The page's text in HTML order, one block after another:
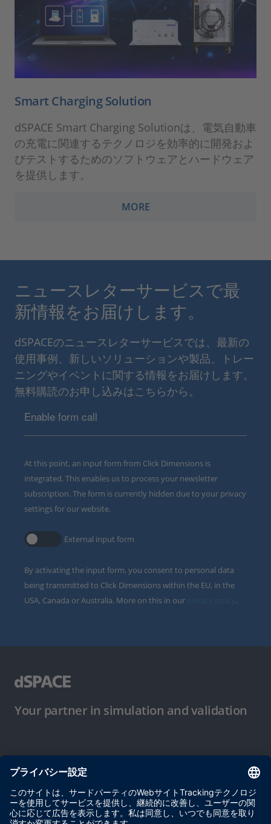
Smart Charging Solution
dSPACE Smart Charging Solutionは、電気自動車
の充電に関連するテクノロジを効率的に開発およ
びテストするためのソフトウェアとハードウェア
を提供します。
MORE
ニュースレターサービスで最
新情報をお届けします。
dSPACEのニュースレターサービスでは、最新の
使用事例、新しいソリューションや製品、トレー
ニングやイベントに関する情報をお届けします。
無料購読のお申し込みはこちらから。
Enable form call
At this point, an input form from Click Dimensions is
integrated. This enables us to process your newsletter
subscription. The form is currently hidden due to your privacy
settings for our website.
External input form
By activating the input form, you consent to personal data
being transmitted to Click Dimensions within the EU, in the
USA, Canada or Australia. More on this in our
.
Your partner in simulation and validation
ご使用条件
プライバシーポリシー
約款